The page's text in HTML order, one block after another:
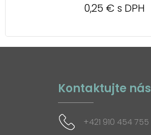
0,25 € s DPH
Kontaktujte nás
+421 910 454 755